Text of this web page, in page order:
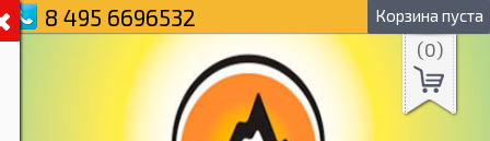
8 495 6696532 Корзина пуста
(0)